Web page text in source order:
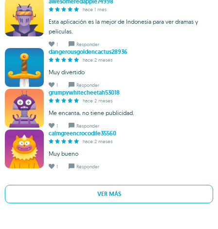
hace 1 mes
Esta aplicación es la mejor de Indonesia para ver dramas y
películas.
1 Responder
dangerousgoldencactus28936
hace 2 meses
Muy divertido
1 Responder
grumpywhitecheetah53018
hace 2 meses
Me encanta, no tiene publicidad.
1 Responder
calmgreencrocodile35560
hace 2 meses
Muy bueno
1 Responder
VER MÁS